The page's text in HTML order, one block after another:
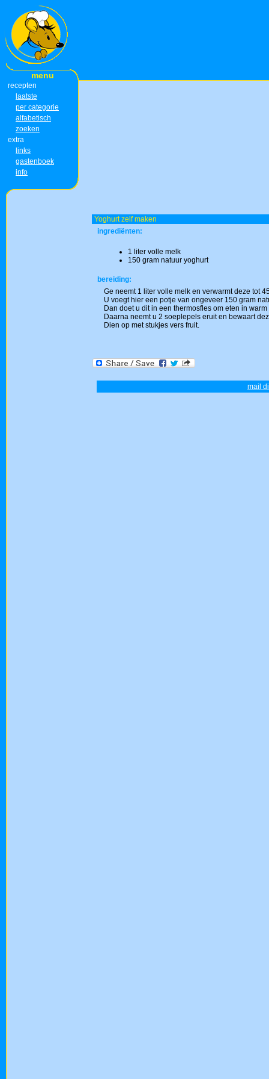
menu
recepten
laatste
per categorie
alfabetisch
zoeken
extra
links
gastenboek
info
Yoghurt zelf maken
ingrediënten:
1 liter volle melk
150 gram natuur yoghurt
bereiding:
Ge neemt 1 liter volle melk en verwarmt deze tot
U voegt hier een potje van ongeveer 150 gram
Dan doet u dit in een thermosfles om eten in
Daarna neemt u 2 soeplepels eruit en bewaart
Dien op met stukjes vers fruit.
mail